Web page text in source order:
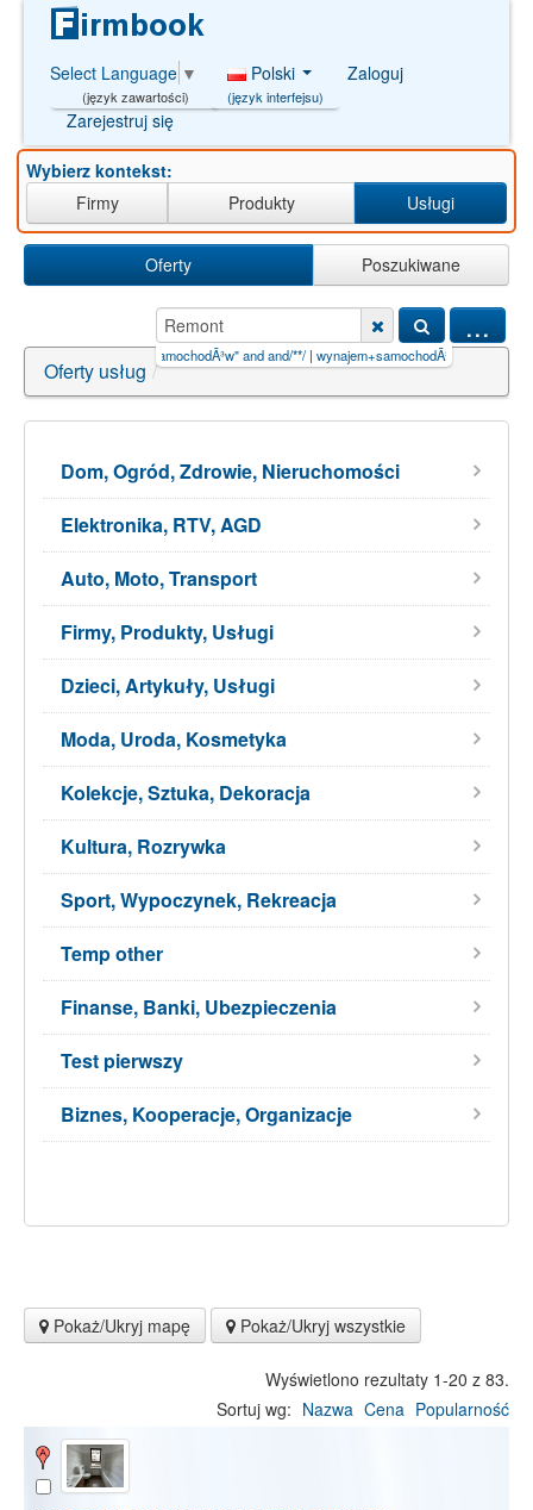
Select Language ▼
(język zawartości)
Polski
(język interfejsu)
Zaloguj
Zarejestruj się
Wybierz kontekst:
Firmy
Produkty Usługi
Oferty Poszukiwane
...
wynajem samochodÃ³w" and and/**/|wynajem+samochodÃ³w'AND/**/9264=
Oferty usług /
Dom, Ogród, Zdrowie, Nieruchomości
Elektronika, RTV, AGD
Auto, Moto, Transport
Firmy, Produkty, Usługi
Dzieci, Artykuły, Usługi
Moda, Uroda, Kosmetyka
Kolekcje, Sztuka, Dekoracja
Kultura, Rozrywka
Sport, Wypoczynek, Rekreacja
Temp other
Finanse, Banki, Ubezpieczenia
Test pierwszy
Biznes, Kooperacje, Organizacje
Pokaż/Ukryj mapę Pokaż/Ukryj wszystkie
Wyświetlono rezultaty 1-20 z 83.
Sortuj wg: Nazwa Cena Popularność